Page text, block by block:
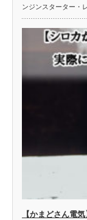
ンジンスターター・
【かまどさん電